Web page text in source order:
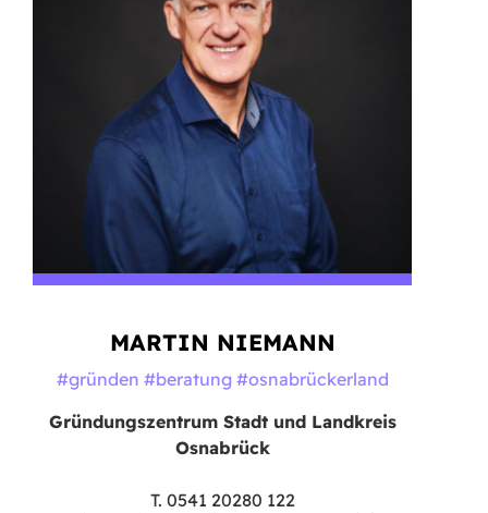
MARTIN NIEMANN
#gründen #beratung #osnabrückerland
Gründungszentrum Stadt und Landkreis
Osnabrück
T. 0541 20280 122